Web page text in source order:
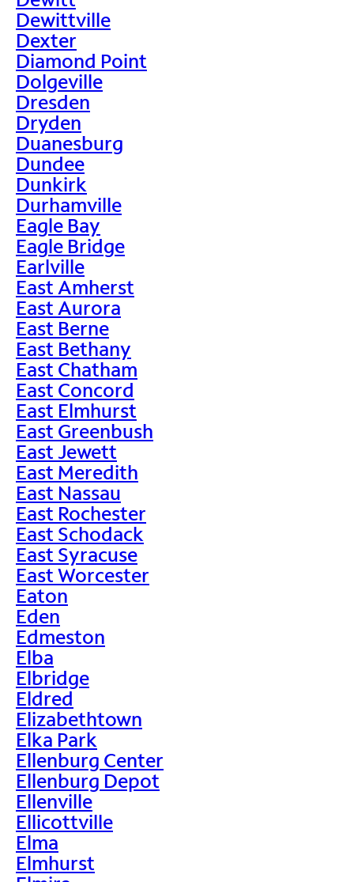
Dewittville
Dexter
Diamond Point
Dolgeville
Dresden
Dryden
Duanesburg
Dundee
Dunkirk
Durhamville
Eagle Bay
Eagle Bridge
Earlville
East Amherst
East Aurora
East Berne
East Bethany
East Chatham
East Concord
East Elmhurst
East Greenbush
East Jewett
East Meredith
East Nassau
East Rochester
East Schodack
East Syracuse
East Worcester
Eaton
Eden
Edmeston
Elba
Elbridge
Eldred
Elizabethtown
Elka Park
Ellenburg Center
Ellenburg Depot
Ellenville
Ellicottville
Elma
Elmhurst